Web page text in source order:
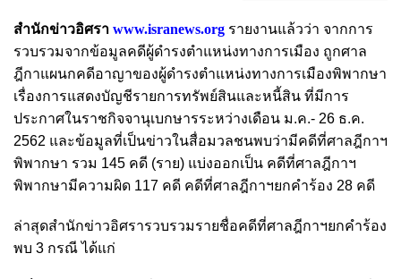
สำนักข่าวอิศรา www.isranews.org รายงานแล้วว่า จากการ
รวบรวมจากข้อมูลคดีผู้ดำรงตำแหน่งทางการเมือง ถูกศาล
ฎีกาแผนกคดีอาญาของผู้ดำรงตำแหน่งทางการเมืองพิพากษา
เรื่องการแสดงบัญชีรายการทรัพย์สินและหนี้สิน ที่มีการ
ประกาศในราชกิจจานุเบกษารระหว่างเดือน ม.ค.- 26 ธ.ค.
2562 และข้อมูลที่เป็นข่าวในสื่อมวลชนพบว่ามีคดีที่ศาลฎีกาฯ
พิพากษา รวม 145 คดี (ราย) แบ่งออกเป็น คดีที่ศาลฎีกาฯ
พิพากษามีความผิด 117 คดี คดีที่ศาลฎีกาฯยกคำร้อง 28 คดี
ล่าสุดสำนักข่าวอิศรารวบรวมรายชื่อคดีที่ศาลฎีกาฯยกคำร้อง
พบ 3 กรณี ได้แก่